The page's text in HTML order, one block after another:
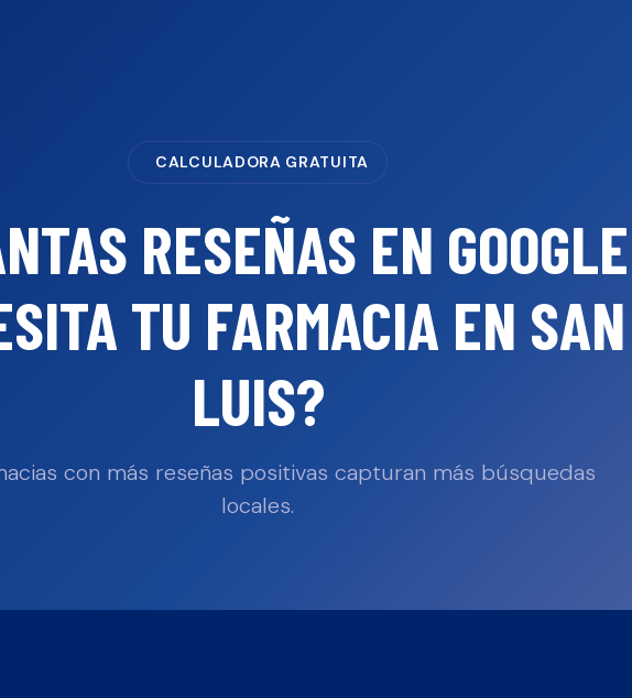
CALCULADORA GRATUITA
RESEÑAS EN GOOGLE
TU FARMACIA EN SAN
LUIS?
con más reseñas positivas capturan más búsquedas
locales.